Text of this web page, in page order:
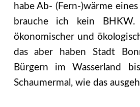
habe Ab- (Fern-)wärme
brauche ich kein
ökonomischer und
das aber haben Stadt
Bürgern im Wasserland
Schaumermal, wie das